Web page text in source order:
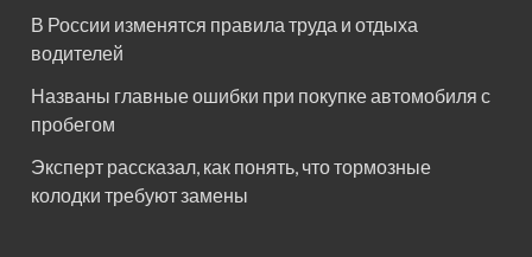
В России изменятся правила труда и отдыха
водителей
Названы главные ошибки при покупке автомобиля с
пробегом
Эксперт рассказал, как понять, что тормозные
колодки требуют замены